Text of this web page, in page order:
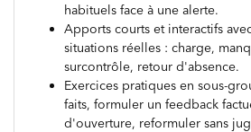
habituels face à une alerte.
Apports courts et interactifs
situations réelles : charge,
surcontrôle, retour d'absence.
Exercices pratiques en sous-
faits, formuler un feedback
d'ouverture, reformuler sans